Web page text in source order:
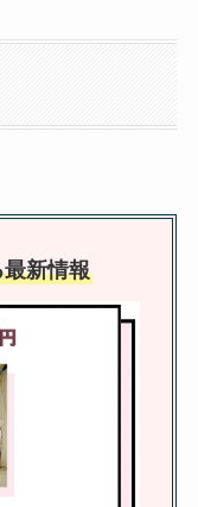
散理由の黒幕も調
査！
価格・相場一覧！
とに解説
ンクラブ会員数が
実際の数とリアル
知る方法も！
新情報